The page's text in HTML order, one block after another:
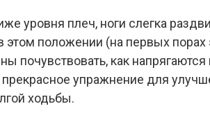
уровня плеч, ноги слегка
этом положении (на первых
почувствовать, как
упражнение для
ходьбы.